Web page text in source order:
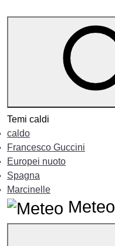
Temi caldi
caldo
Francesco Guccini
Europei nuoto
Spagna
Marcinelle
Meteo